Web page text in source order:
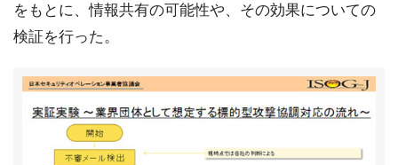
をもとに、情報共有の可能性や、その効果についての
検証を行った。